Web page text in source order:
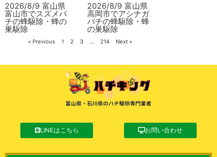
2026/8/9 富山県
富山市でスズメバ
チの蜂駆除・蜂の
巣駆除
2026/8/9 富山県
高岡市でアシナガ
バチの蜂駆除・蜂
の巣駆除
« Previous 1 2 3 … 214 Next »
LINEはこちら お問い合わせ